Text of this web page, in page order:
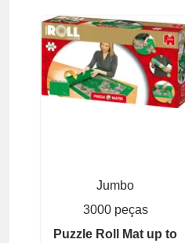
Jumbo
3000 peças
Puzzle Roll Mat up to